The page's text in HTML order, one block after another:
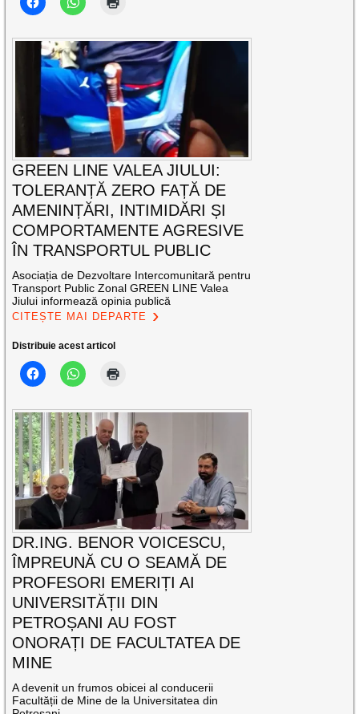
GREEN LINE VALEA JIULUI:
TOLERANȚĂ ZERO FAȚĂ DE
AMENINȚĂRI, INTIMIDĂRI ȘI
COMPORTAMENTE AGRESIVE
ÎN TRANSPORTUL PUBLIC
Asociația de Dezvoltare Intercomunitară pentru
Transport Public Zonal GREEN LINE Valea
Jiului informează opinia publică
CITEȘTE MAI DEPARTE
Distribuie acest articol
DR.ING. BENOR VOICESCU,
ÎMPREUNĂ CU O SEAMĂ DE
PROFESORI EMERIȚI AI
UNIVERSITĂȚII DIN
PETROȘANI AU FOST
ONORAȚI DE FACULTATEA DE
MINE
A devenit un frumos obicei al conducerii
Facultății de Mine de la Universitatea din